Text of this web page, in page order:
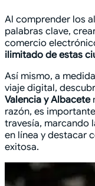
Al comprender los
palabras clave,
comercio
ilimitado de estas
Así mismo, a
viaje digital,
Valencia y Albacete
razón, es
travesía, marcando
en línea y destacar
exitosa.